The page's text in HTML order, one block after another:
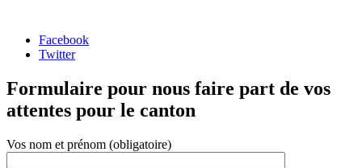
Partager
"image10"
Facebook
Twitter
Formulaire pour nous faire part de vos
attentes pour le canton
Vos nom et prénom (obligatoire)